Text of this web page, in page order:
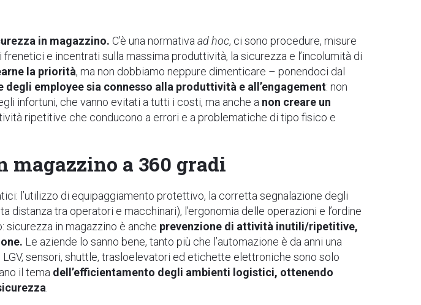
in magazzino.C’è una normativaad hoc, ci sono procedure, misure
e incentrati sulla massima produttività, la sicurezza e l’incolumità di
la priorità, ma non dobbiamo neppure dimenticare – ponendoci dal
degli employee sia connesso alla produttività e all’engagement: non
infortuni, che vanno evitati a tutti i costi, ma anche a non creare un
ripetitive che conducono a errori e a problematiche di tipo fisico e
magazzino a 360 gradi
l’utilizzo di equipaggiamento protettivo, la corretta segnalazione degli
distanza tra operatori e macchinari), l’ergonomia delle operazioni e l’ordine
sicurezza in magazzino è anche prevenzione di attività inutili/ripetitive,
Le aziende lo sanno bene, tanto più che l’automazione è da anni una
sensori, shuttle, trasloelevatori ed etichette elettroniche sono solo
il tema dell’efficientamento degli ambienti logistici, ottenendo